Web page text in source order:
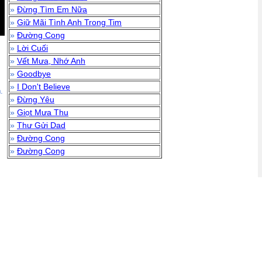
» Đừng Tìm Em Nữa
» Giữ Mãi Tình Anh Trong Tim
» Đường Cong
» Lời Cuối
» Vết Mưa, Nhớ Anh
» Goodbye
» I Don't Believe
» Đừng Yêu
» Giọt Mưa Thu
» Thư Gửi Dad
» Đường Cong
» Đường Cong